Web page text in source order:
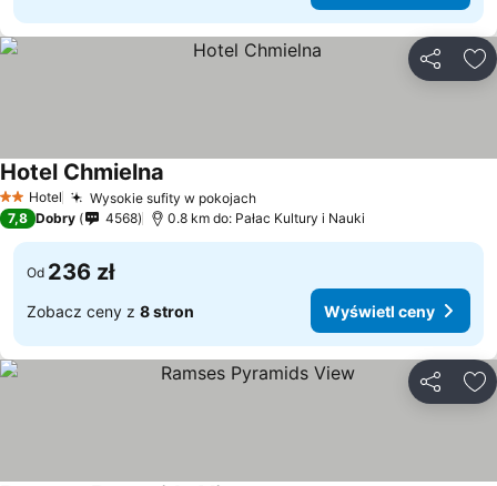
2 Kategoria
Hotel Wysokie sufity w pokojach
Hotel Chmielna
7,8 Dobry 4568 0.8 km do: Pałac Kultury i Nauki
Od 236 zł
Zobacz ceny z 8 stron Wyświetl ceny